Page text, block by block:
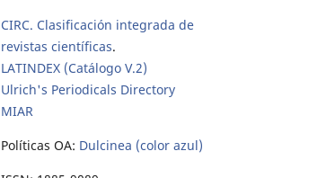
CIRC. Clasificación integrada de
revistas científicas.
LATINDEX (Catálogo V.2)
Ulrich's Periodicals Directory
MIAR
Políticas OA: Dulcinea (color azul)